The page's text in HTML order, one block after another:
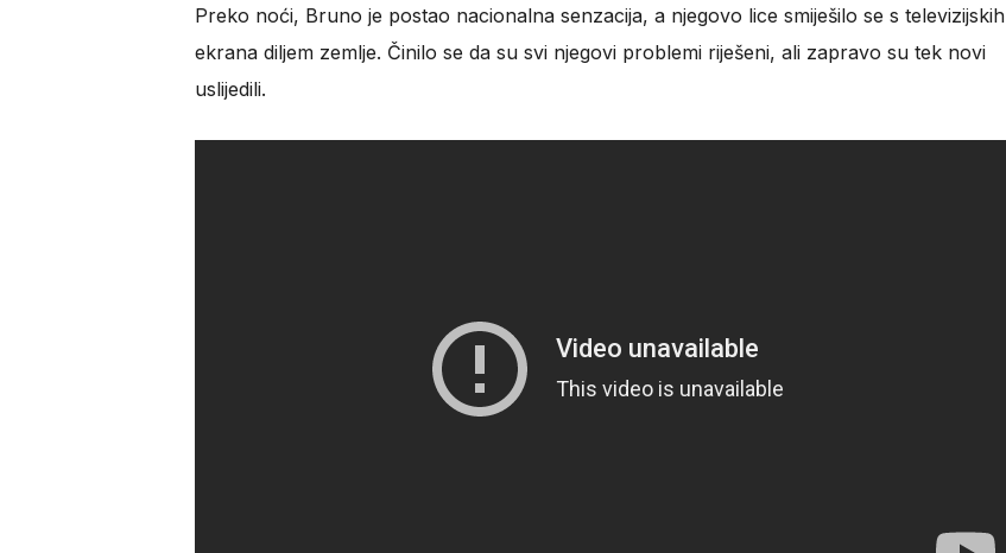
Preko noći, Bruno je postao nacionalna senzacija, a njegovo lice smiješilo se s televizijskih
ekrana diljem zemlje. Činilo se da su svi njegovi problemi riješeni, ali zapravo su tek novi
uslijedili.